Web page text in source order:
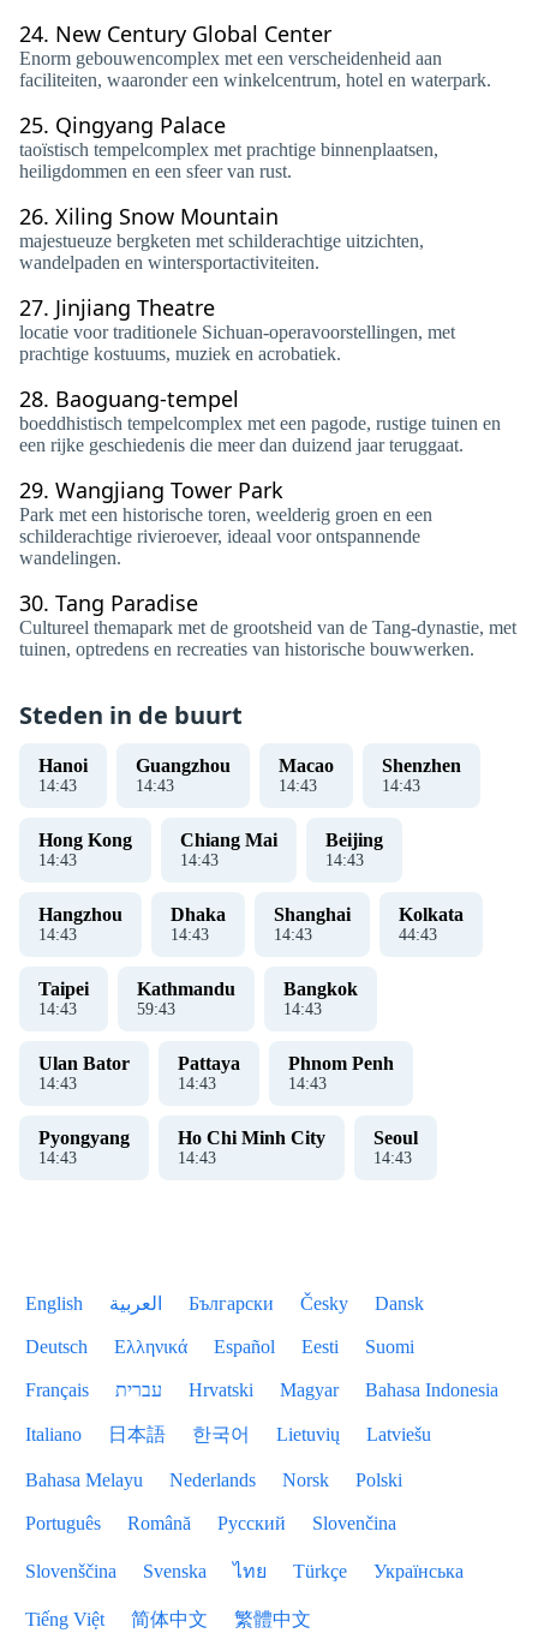
24. New Century Global Center
Enorm gebouwencomplex met een verscheidenheid aan
faciliteiten, waaronder een winkelcentrum, hotel en waterpark.
25. Qingyang Palace
taoïstisch tempelcomplex met prachtige binnenplaatsen,
heiligdommen en een sfeer van rust.
26. Xiling Snow Mountain
majestueuze bergketen met schilderachtige uitzichten,
wandelpaden en wintersportactiviteiten.
27. Jinjiang Theatre
locatie voor traditionele Sichuan-operavoorstellingen, met
prachtige kostuums, muziek en acrobatiek.
28. Baoguang-tempel
boeddhistisch tempelcomplex met een pagode, rustige tuinen en
een rijke geschiedenis die meer dan duizend jaar teruggaat.
29. Wangjiang Tower Park
Park met een historische toren, weelderig groen en een
schilderachtige rivieroever, ideaal voor ontspannende
wandelingen.
30. Tang Paradise
Cultureel themapark met de grootsheid van de Tang-dynastie, met
tuinen, optredens en recreaties van historische bouwwerken.
Steden in de buurt
Hanoi
14:43
Guangzhou
14:43
Macao
14:43
Shenzhen
14:43
Hong Kong
14:43
Chiang Mai
14:43
Beijing
14:43
Hangzhou
14:43
Dhaka
14:43
Shanghai
14:43
Kolkata
44:43
Taipei
14:43
Kathmandu
59:43
Bangkok
14:43
Ulan Bator
14:43
Pattaya
14:43
Phnom Penh
14:43
Pyongyang
14:43
Ho Chi Minh City
14:43
Seoul
14:43
English العربية Български Česky Dansk
Deutsch Ελληνικά Español Eesti Suomi
Français עברית Hrvatski Magyar Bahasa Indonesia
Italiano 日本語 한국어 Lietuvių Latviešu
Bahasa Melayu Nederlands Norsk Polski
Português Română Русский Slovenčina
Slovenščina Svenska ไทย Türkçe Українська
Tiếng Việt 简体中文 繁體中文